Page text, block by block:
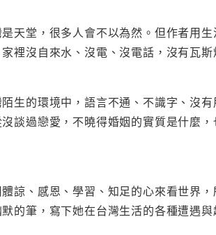
天堂，很多人會不以為然。但作者用
裡沒自來水、沒電、沒電話，沒有瓦
生的環境中，語言不通、不識字、沒
談過戀愛，不曉得婚姻的實質是什麼
諒、感恩、學習、知足的心來看世界
的筆，寫下她在台灣生活的各種遭遇